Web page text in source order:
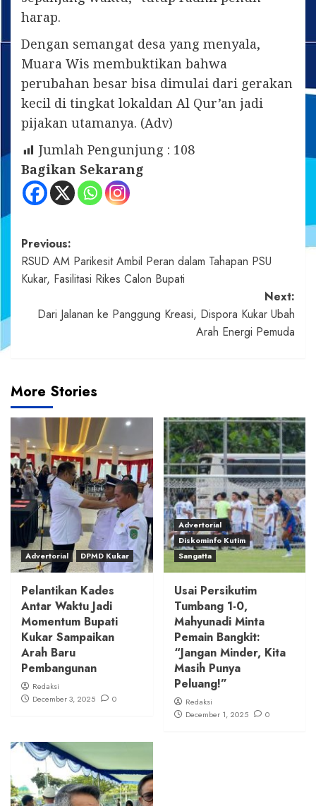
harap.
Dengan semangat desa yang menyala,
Muara Wis membuktikan bahwa
perubahan besar bisa dimulai dari gerakan
kecil di tingkat lokaldan Al Qur’an jadi
pijakan utamanya. (Adv)
Jumlah Pengunjung : 108
Bagikan Sekarang
Post
navigation
Previous:
RSUD AM Parikesit Ambil Peran dalam Tahapan PSU
Kukar, Fasilitasi Rikes Calon Bupati
Next:
Dari Jalanan ke Panggung Kreasi, Dispora Kukar Ubah
Arah Energi Pemuda
More Stories
Advertorial DPMD Kukar
Pelantikan Kades
Antar Waktu Jadi
Momentum Bupati
Kukar Sampaikan
Arah Baru
Pembangunan
Redaksi
December 3, 2025
0
Advertorial
Diskominfo Kutim
Sangatta
Usai Persikutim
Tumbang 1-0,
Mahyunadi Minta
Pemain Bangkit:
“Jangan Minder, Kita
Masih Punya
Peluang!”
Redaksi
December 1, 2025
0